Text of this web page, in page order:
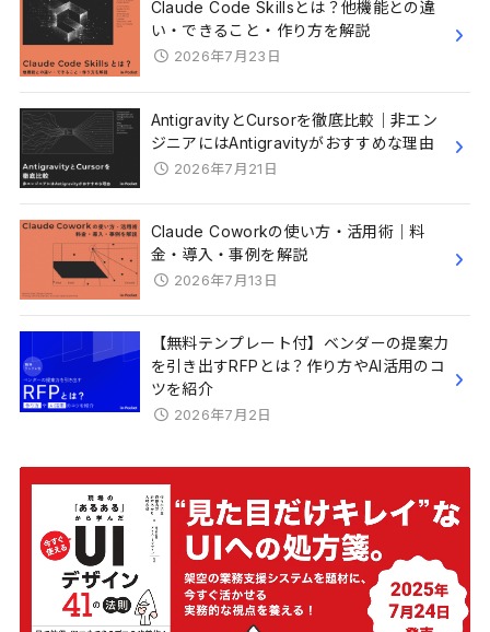
Claude Code Skillsとは？他機能との違
い・できること・作り方を解説
2026年7月23日
AntigravityとCursorを徹底比較｜非エン
ジニアにはAntigravityがおすすめな理由
2026年7月21日
Claude Coworkの使い方・活用術｜料
金・導入・事例を解説
2026年7月13日
【無料テンプレート付】ベンダーの提案力
を引き出すRFPとは？作り方やAI活用のコ
ツを紹介
2026年7月2日